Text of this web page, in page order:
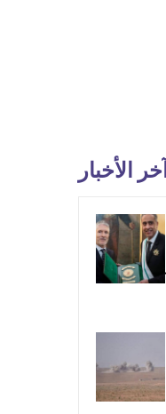
آخر الأخبار